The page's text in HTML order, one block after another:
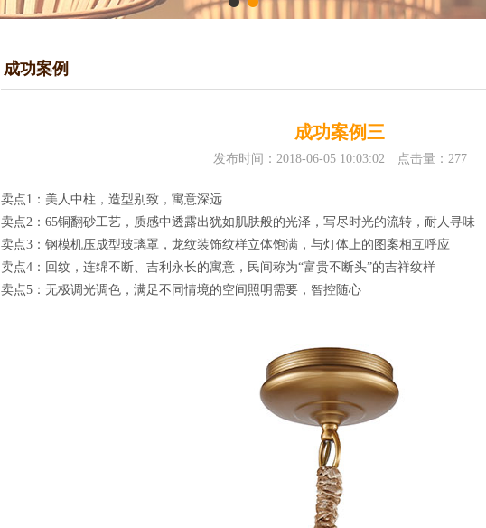
成功案例
成功案例三
发布时间：2018-06-05 10:03:02 点击量： 277
卖点1：美人中柱，造型别致，寓意深远
卖点2：65铜翻砂工艺，质感中透露出犹如肌肤般的光泽，写尽时光的流转，耐人寻味
卖点3：钢模机压成型玻璃罩，龙纹装饰纹样立体饱满，与灯体上的图案相互呼应
卖点4：回纹，连绵不断、吉利永长的寓意，民间称为“富贵不断头”的吉祥纹样
卖点5：无极调光调色，满足不同情境的空间照明需要，智控随心